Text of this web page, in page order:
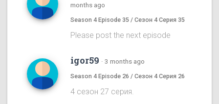
months ago
Season 4 Episode 35 / Сезон 4 Серия 35
Please post the next episode
igor59 · 3 months ago
Season 4 Episode 26 / Сезон 4 Серия 26
4 сезон 27 серия.